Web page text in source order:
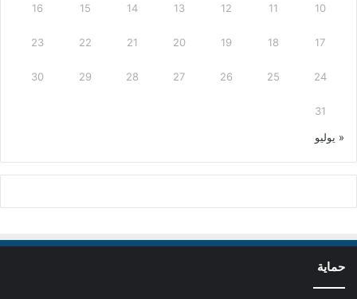
10
11
12
13
14
15
16
17
18
19
20
21
22
23
24
25
26
27
28
29
30
31
« يوليو
حماية